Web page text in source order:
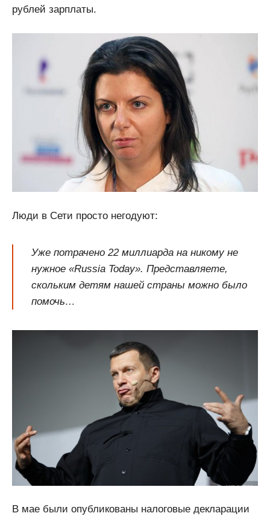
рублей зарплаты.
Люди в Сети просто негодуют:
Уже потрачено 22 миллиарда на никому не
нужное «Russia Today». Представляете,
скольким детям нашей страны можно было
помочь…
В мае были опубликованы налоговые декларации